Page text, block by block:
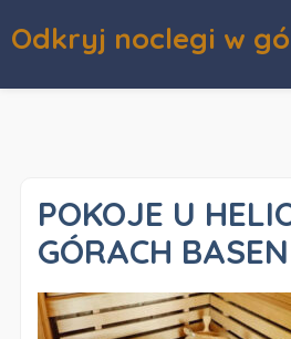
Odkryj noclegi w
POKOJE U
GÓRACH